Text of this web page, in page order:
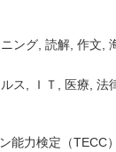
ング, 読解, 作文,
ス, ＩＴ , 医療, 法
能力検定（TECC）